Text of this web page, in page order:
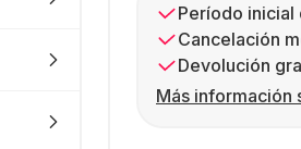
Período inicial
Cancelación
Devolución
Más información